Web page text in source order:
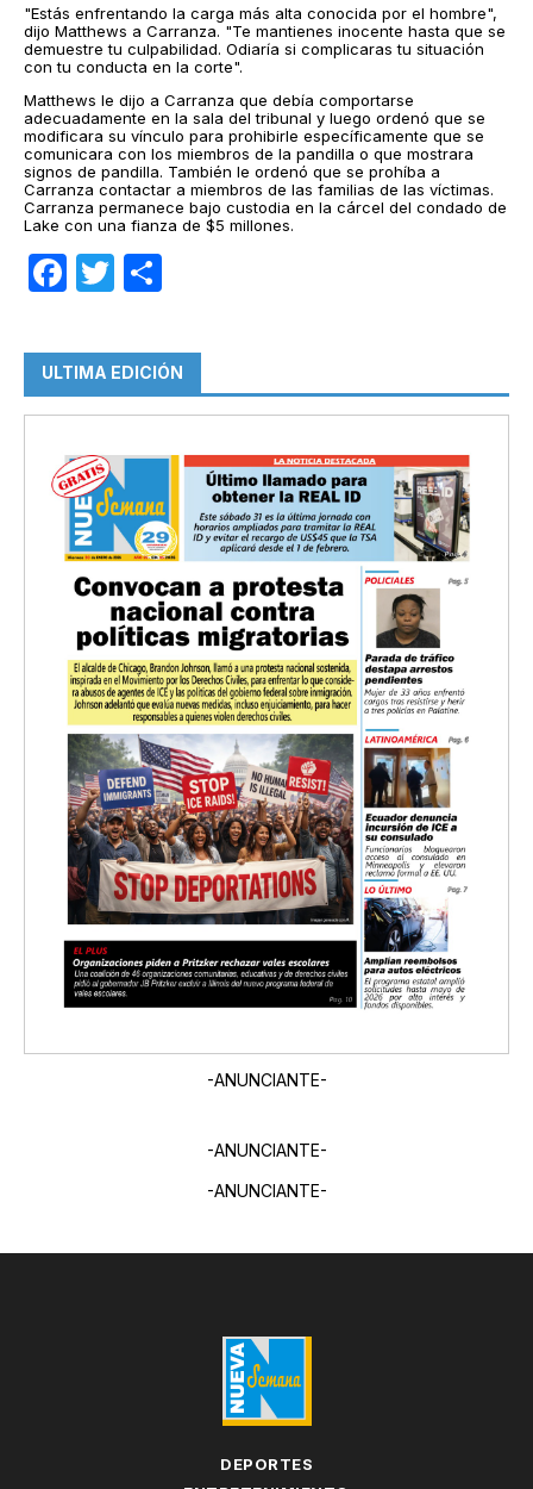
"Estás enfrentando la carga más alta conocida por el hombre",
dijo Matthews a Carranza. "Te mantienes inocente hasta que se
demuestre tu culpabilidad. Odiaría si complicaras tu situación
con tu conducta en la corte".
Matthews le dijo a Carranza que debía comportarse
adecuadamente en la sala del tribunal y luego ordenó que se
modificara su vínculo para prohibirle específicamente que se
comunicara con los miembros de la pandilla o que mostrara
signos de pandilla. También le ordenó que se prohíba a
Carranza contactar a miembros de las familias de las víctimas.
Carranza permanece bajo custodia en la cárcel del condado de
Lake con una fianza de $5 millones.
Facebook
Twitter
ULTIMA EDICIÓN
-ANUNCIANTE-
-ANUNCIANTE-
-ANUNCIANTE-
DEPORTES